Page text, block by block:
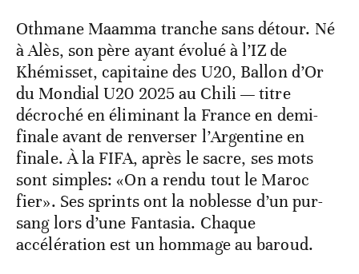
Othmane Maamma tranche sans détour. Né
à Alès, son père ayant évolué à l’IZ de
Khémisset, capitaine des U20, Ballon d’Or
du Mondial U20 2025 au Chili — titre
décroché en éliminant la France en demi-
finale avant de renverser l’Argentine en
finale. À la FIFA, après le sacre, ses mots
sont simples: «On a rendu tout le Maroc
fier». Ses sprints ont la noblesse d’un pur-
sang lors d’une Fantasia. Chaque
accélération est un hommage au baroud.